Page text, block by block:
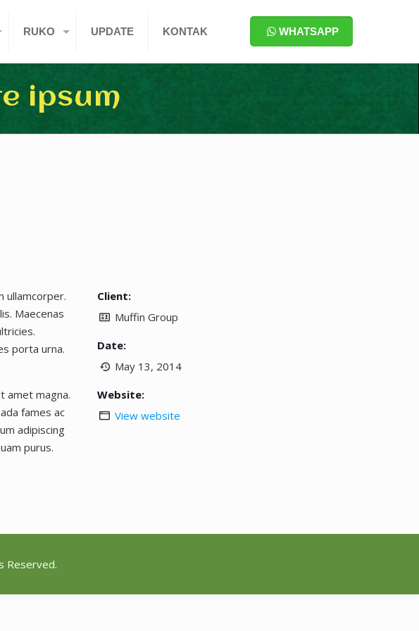
RUKO UPDATE KONTAK WHATSAPP
ipsum
ullamcorper.
Maecenas
porta urna.
amet magna.
fames ac
adipiscing
purus.
Client:
Muffin Group
Date:
May 13, 2014
Website:
View website
Reserved.